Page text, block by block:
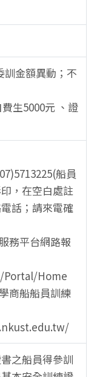
訓金額異動；不
生5000元 、證
船員
，在空白處註
話；請來電確
務平台網路報
Home
商船船員訓練
之船員得參訓